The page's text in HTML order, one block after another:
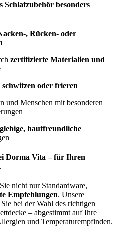
Schlafzubehör besonders
, Rücken- oder
zertifizierte Materialien und
schwitzen oder frieren
und Menschen mit besonderen
hautfreundliche
Dorma Vita – für Ihren
nicht nur Standardware,
Empfehlungen. Unsere
bei der Wahl des richtigen
– abgestimmt auf Ihre
und Temperaturempfinden.